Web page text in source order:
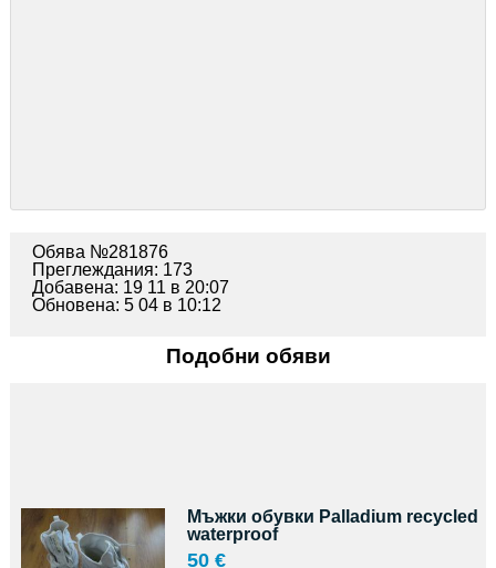
Обява №281876
Преглеждания: 173
Добавена: 19 11 в 20:07
Обновена: 5 04 в 10:12
Подобни обяви
Мъжки обувки Palladium recycled
waterproof
50 €